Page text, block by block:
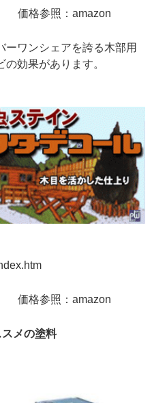
価格参照：amazon
ーワンシェアを誇る木部用
効果があります。
価格参照：amazon
メの塗料